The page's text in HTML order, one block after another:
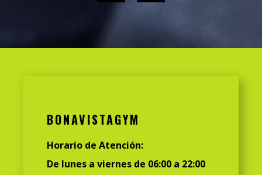
BONAVISTAGYM
Horario de Atención:
De lunes a viernes de 06:00 a 22:00